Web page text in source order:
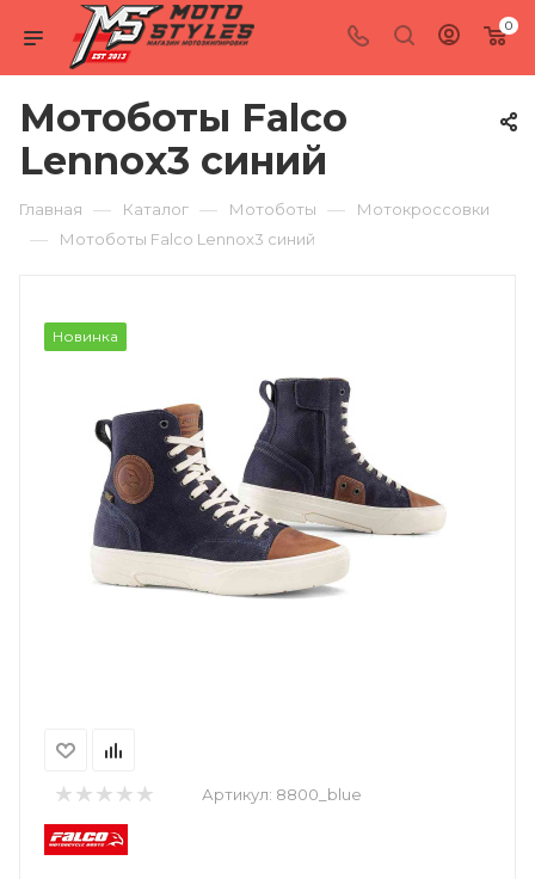
0
Мотоботы Falco
Lennox3 синий
Главная — Каталог — Мотоботы — Мотокроссовки
— Мотоботы Falco Lennox3 синий
Новинка
Артикул: 8800_blue